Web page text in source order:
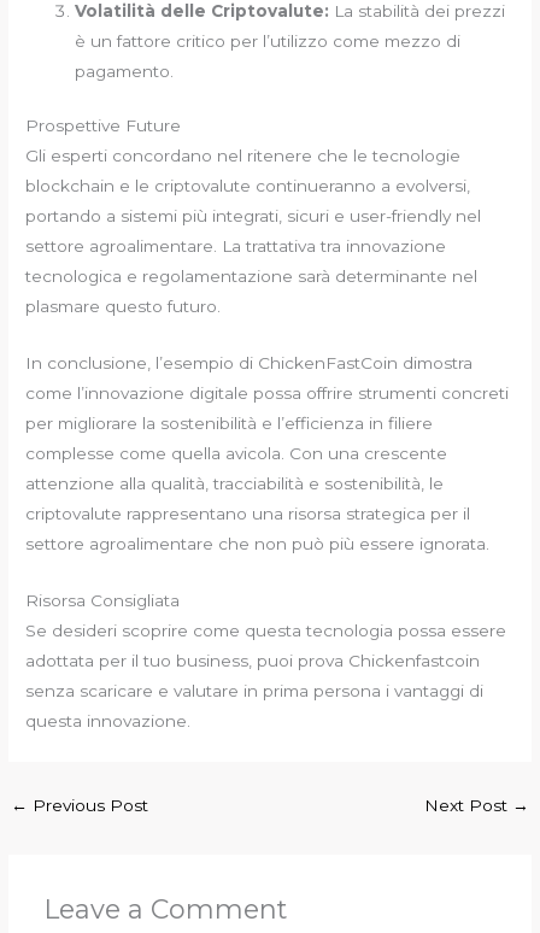
Volatilità delle Criptovalute: La stabilità dei prezzi
è un fattore critico per l’utilizzo come mezzo di
pagamento.
Prospettive Future
Gli esperti concordano nel ritenere che le tecnologie
blockchain e le criptovalute continueranno a evolversi,
portando a sistemi più integrati, sicuri e user-friendly nel
settore agroalimentare. La trattativa tra innovazione
tecnologica e regolamentazione sarà determinante nel
plasmare questo futuro.
In conclusione, l’esempio di ChickenFastCoin dimostra
come l’innovazione digitale possa offrire strumenti concreti
per migliorare la sostenibilità e l’efficienza in filiere
complesse come quella avicola. Con una crescente
attenzione alla qualità, tracciabilità e sostenibilità, le
criptovalute rappresentano una risorsa strategica per il
settore agroalimentare che non può più essere ignorata.
Risorsa Consigliata
Se desideri scoprire come questa tecnologia possa essere
adottata per il tuo business, puoi prova Chickenfastcoin
senza scaricare e valutare in prima persona i vantaggi di
questa innovazione.
← Previous Post Next Post →
Leave a Comment